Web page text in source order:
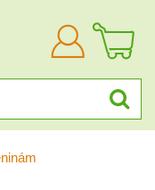
Prihlásiť
sa